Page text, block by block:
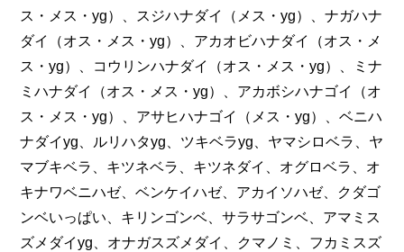
ス・メス・yg）、スジハナダイ（メス・yg）、ナガハナ
ダイ（オス・メス・yg）、アカオビハナダイ（オス・メ
ス・yg）、コウリンハナダイ（オス・メス・yg）、ミナ
ミハナダイ（オス・メス・yg）、アカボシハナゴイ（オ
ス・メス・yg）、アサヒハナゴイ（メス・yg）、ベニハ
ナダイyg、ルリハタyg、ツキベラyg、ヤマシロベラ、ヤ
マブキベラ、キツネベラ、キツネダイ、オグロベラ、オ
キナワベニハゼ、ベンケイハゼ、アカイソハゼ、クダゴ
ンベいっぱい、キリンゴンベ、サラサゴンベ、アマミス
ズメダイyg、オナガスズメダイ、クマノミ、フカミスズ